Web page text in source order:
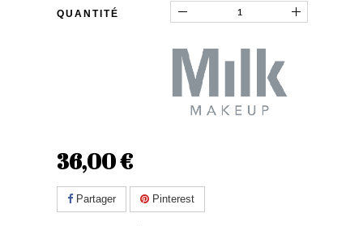
QUANTITÉ
36,00 €
Partager Pinterest